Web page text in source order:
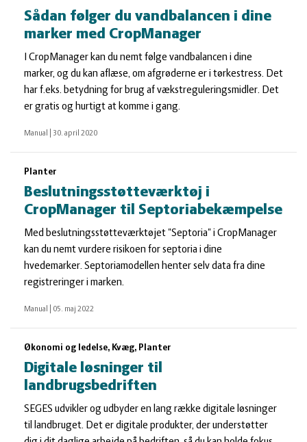
Sådan følger du vandbalancen i dine
marker med CropManager
I CropManager kan du nemt følge vandbalancen i dine
marker, og du kan aflæse, om afgrøderne er i tørkestress. Det
har f.eks. betydning for brug af vækstreguleringsmidler. Det
er gratis og hurtigt at komme i gang.
Manual 30. april 2020
Planter
Beslutningsstøtteværktøj i
CropManager til Septoriabekæmpelse
Med beslutningsstøtteværktøjet "Septoria" i CropManager
kan du nemt vurdere risikoen for septoria i dine
hvedemarker. Septoriamodellen henter selv data fra dine
registreringer i marken.
Manual 05. maj 2022
Økonomi og ledelse, Kvæg, Planter
Digitale løsninger til
landbrugsbedriften
SEGES udvikler og udbyder en lang række digitale løsninger
til landbruget. Det er digitale produkter, der understøtter